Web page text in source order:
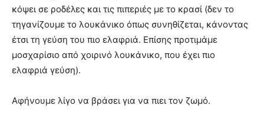
κόψει σε ροδέλες και τις πιπεριές με το κρασί (δεν το
τηγανίζουμε το λουκάνικο όπως συνηθίζεται, κάνοντας
έτσι τη γεύση του πιο ελαφριά. Επίσης προτιμάμε
μοσχαρίσιο από χοιρινό λουκάνικο, που έχει πιο
ελαφριά γεύση).
Αφήνουμε λίγο να βράσει για να πιει τον ζωμό.